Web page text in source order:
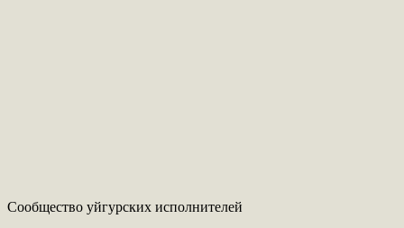
Сообщество уйгурских исполнителей